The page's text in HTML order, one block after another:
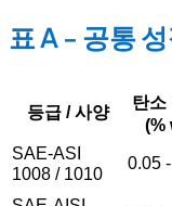
표 A - 공통
등급 / 사양
탄소
(%
SAE-ASI
1008 / 1010
0.05